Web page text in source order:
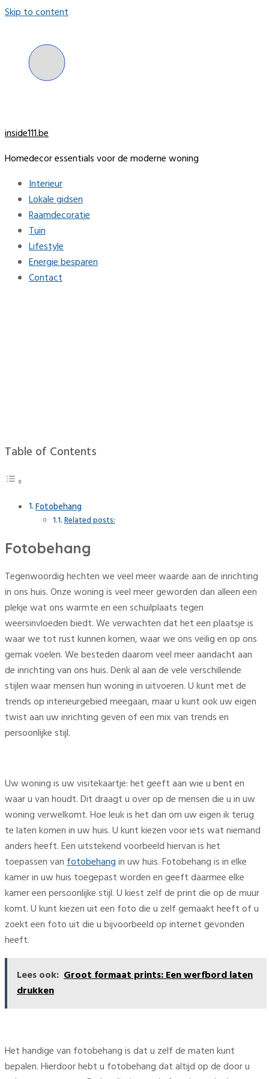
Skip to content
inside111.be
Homedecor essentials voor de moderne woning
Interieur
Lokale gidsen
Raamdecoratie
Tuin
Lifestyle
Energie besparen
Contact
Table of Contents
Fotobehang
Related posts:
Fotobehang
Tegenwoordig hechten we veel meer waarde aan de inrichting
in ons huis. Onze woning is veel meer geworden dan alleen een
plekje wat ons warmte en een schuilplaats tegen
weersinvloeden biedt. We verwachten dat het een plaatsje is
waar we tot rust kunnen komen, waar we ons veilig en op ons
gemak voelen. We besteden daarom veel meer aandacht aan
de inrichting van ons huis. Denk al aan de vele verschillende
stijlen waar mensen hun woning in uitvoeren. U kunt met de
trends op interieurgebied meegaan, maar u kunt ook uw eigen
twist aan uw inrichting geven of een mix van trends en
persoonlijke stijl.
Uw woning is uw visitekaartje: het geeft aan wie u bent en
waar u van houdt. Dit draagt u over op de mensen die u in uw
woning verwelkomt. Hoe leuk is het dan om uw eigen ik terug
te laten komen in uw huis. U kunt kiezen voor iets wat niemand
anders heeft. Een uitstekend voorbeeld hiervan is het
toepassen vanfotobehangin uw huis. Fotobehang is in elke
kamer in uw huis toegepast worden en geeft daarmee elke
kamer een persoonlijke stijl. U kiest zelf de print die op de muur
komt. U kunt kiezen uit een foto die u zelf gemaakt heeft of u
zoekt een foto uit die u bijvoorbeeld op internet gevonden
heeft.
Lees ook: Groot formaat prints: Een werfbord laten
drukken
Het handige van fotobehang is dat u zelf de maten kunt
bepalen. Hierdoor hebt u fotobehang dat altijd op de door u